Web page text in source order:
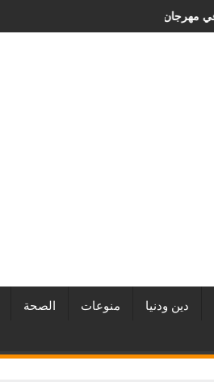
دينا أبو ضيف تتألق في مهرجان الصخرة
دين ودنيا منوعات الصحة